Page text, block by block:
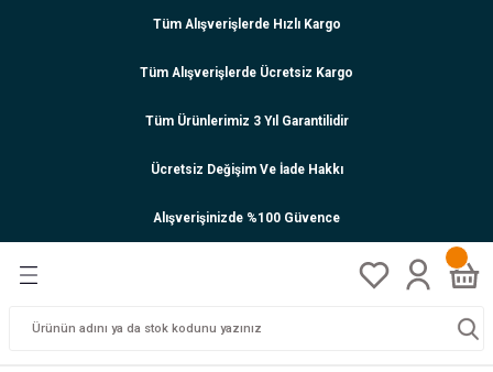
Tüm Alışverişlerde Hızlı Kargo
Tüm Alışverişlerde Ücretsiz Kargo
Tüm Ürünlerimiz 3 Yıl Garantilidir
Ücretsiz Değişim Ve İade Hakkı
Alışverişinizde %100 Güvence